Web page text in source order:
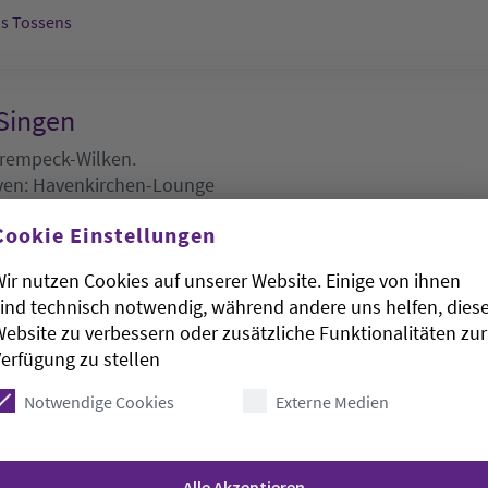
Tossens
Wilken.
Havenkirchen-Lounge
0:18 Uhr
Spinnstube
Spitta-Haus
9-12 Uhr
Einstellungen
nutzen Cookies auf unserer Website. Einige von ihnen
technisch notwendig, während andere uns helfen,
zu verbessern oder zusätzliche Funktionalitäten zur
zu stellen
Notwendige Cookies Externe Medien